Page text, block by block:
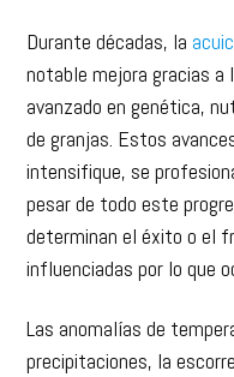
Durante décadas, la
notable mejora gracias a
avanzado en genética,
de granjas. Estos
intensifique, se
pesar de todo este
determinan el éxito o el
influenciadas por lo que
Las anomalías de
precipitaciones, la